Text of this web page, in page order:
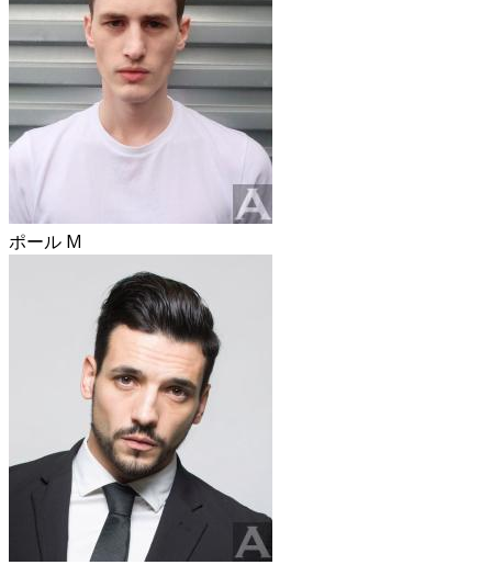
ポール M